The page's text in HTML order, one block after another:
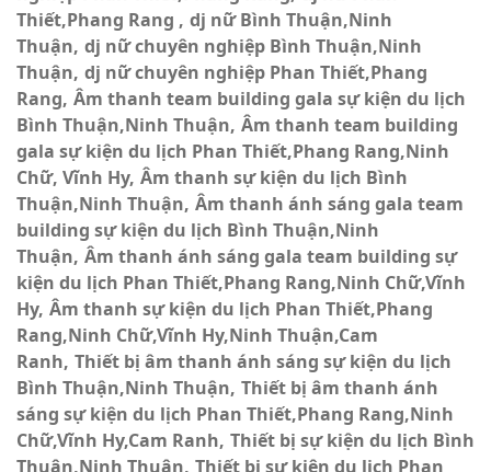
Thiết,Phang Rang
dj nữ Bình Thuận,Ninh
Thuận dj nữ chuyên nghiệp Bình Thuận,Ninh
Thuận dj nữ chuyên nghiệp Phan Thiết,Phang
Rang Âm thanh team building gala sự kiện du lịch
Bình Thuận,Ninh Thuận Âm thanh team building
gala sự kiện du lịch Phan Thiết,Phang Rang,Ninh
Chữ, Vĩnh Hy Âm thanh sự kiện du lịch Bình
Thuận,Ninh Thuận Âm thanh ánh sáng gala team
building sự kiện du lịch Bình Thuận,Ninh
Thuận Âm thanh ánh sáng gala team building sự
kiện du lịch Phan Thiết,Phang Rang,Ninh Chữ,Vĩnh
Hy Âm thanh sự kiện du lịch Phan Thiết,Phang
Rang,Ninh Chữ,Vĩnh Hy,Ninh Thuận,Cam
Ranh Thiết bị âm thanh ánh sáng sự kiện du lịch
Bình Thuận,Ninh Thuận Thiết bị âm thanh ánh
sáng sự kiện du lịch Phan Thiết,Phang Rang,Ninh
Chữ,Vĩnh Hy,Cam Ranh Thiết bị sự kiện du lịch Bình
Thuận,Ninh Thuận Thiết bị sự kiện du lịch Phan